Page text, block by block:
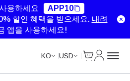
용하세요
APP10
할인 혜택을 받으세요. 내려
앱을 사용하세요!
KO USD
Unlimited Data
Unlimited Data
Unlimited Data
Unlimited Data